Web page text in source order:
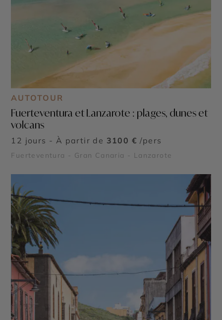
AUTOTOUR
Fuerteventura et Lanzarote : plages, dunes et
volcans
12 jours - À partir de 3100 € /pers
Fuerteventura - Gran Canaria - Lanzarote